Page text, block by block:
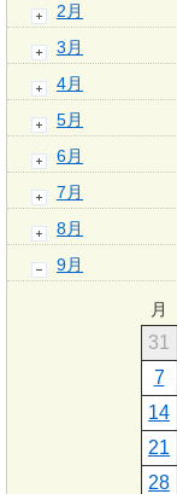
2月
3月
4月
5月
6月
7月
8月
9月
月
31
7
14
21
28